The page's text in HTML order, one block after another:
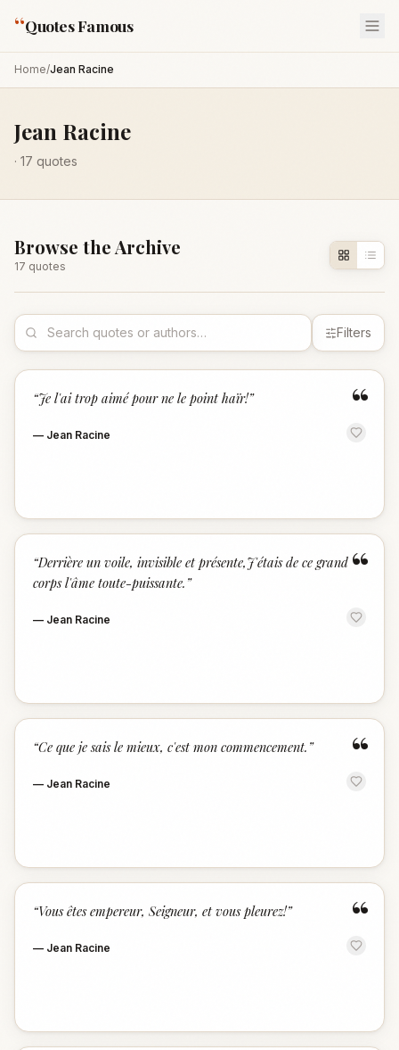
“Quotes Famous
Home/Jean Racine
Jean Racine
· 17 quotes
Browse the Archive
17 quotes
Filters
“
“Je l'ai trop aimé pour ne le point haïr!”
— Jean Racine
“
“Derrière un voile, invisible et présente,J'étais de ce grand
corps l'âme toute-puissante. ”
— Jean Racine
“
“Ce que je sais le mieux, c'est mon commencement. ”
— Jean Racine
“
“Vous êtes empereur, Seigneur, et vous pleurez!”
— Jean Racine